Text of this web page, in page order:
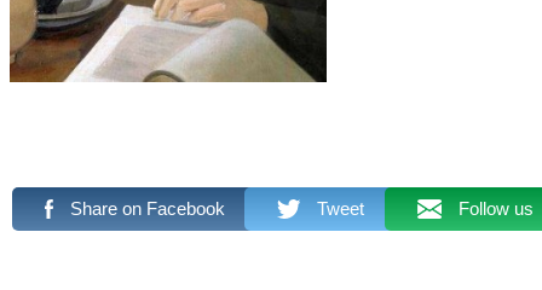
Share on Facebook Tweet Follow us